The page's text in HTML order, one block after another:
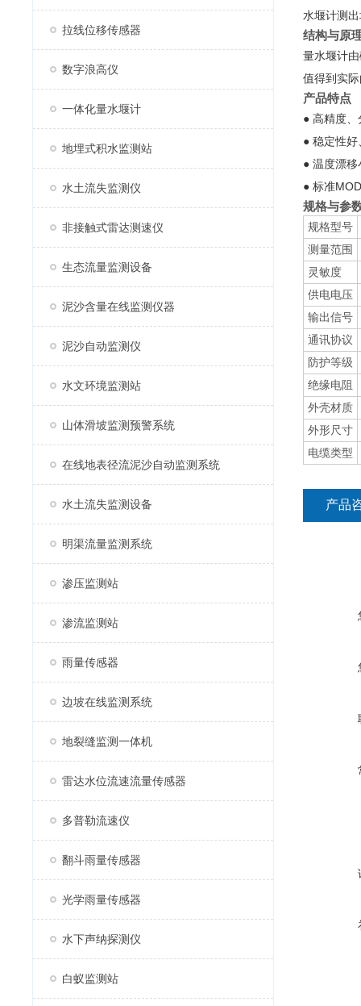
拉线位移传感器
数字浪高仪
一体化量水堰计
地埋式积水监测站
水土流失监测仪
非接触式雷达测速仪
生态流量监测设备
泥沙含量在线监测仪器
泥沙自动监测仪
水文环境监测站
山体滑坡监测预警系统
在线地表径流泥沙自动监测系统
水土流失监测设备
明渠流量监测系统
渗压监测站
渗流监测站
雨量传感器
边坡在线监测系统
地裂缝监测一体机
雷达水位流速流量传感器
多普勒流速仪
翻斗雨量传感器
光学雨量传感器
水下声纳探测仪
白蚁监测站
水堰计测
结构与原
量水堰计
值得到实
产品特点
● 高精度、
● 稳定性
● 温度漂移
● 标准
规格与参
规格型号
测量范围
灵敏度
供电电压
输出信号
通讯协议
防护等级
绝缘电阻
外壳材质
外形尺寸
电缆类型
产品